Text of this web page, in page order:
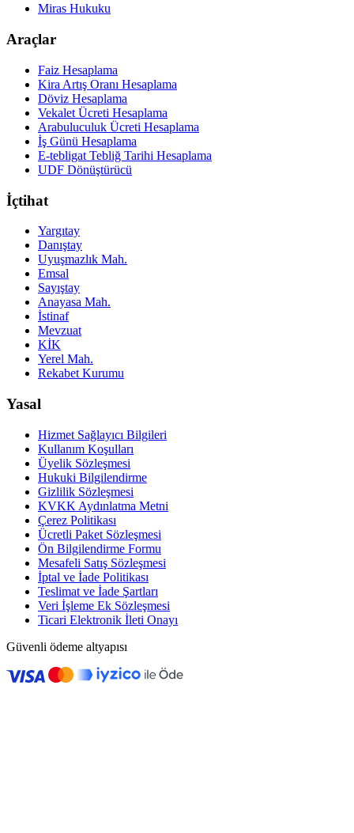
Miras Hukuku
Araçlar
Faiz Hesaplama
Kira Artış Oranı Hesaplama
Döviz Hesaplama
Vekalet Ücreti Hesaplama
Arabuluculuk Ücreti Hesaplama
İş Günü Hesaplama
E-tebligat Tebliğ Tarihi Hesaplama
UDF Dönüştürücü
İçtihat
Yargıtay
Danıştay
Uyuşmazlık Mah.
Emsal
Sayıştay
Anayasa Mah.
İstinaf
Mevzuat
KİK
Yerel Mah.
Rekabet Kurumu
Yasal
Hizmet Sağlayıcı Bilgileri
Kullanım Koşulları
Üyelik Sözleşmesi
Hukuki Bilgilendirme
Gizlilik Sözleşmesi
KVKK Aydınlatma Metni
Çerez Politikası
Ücretli Paket Sözleşmesi
Ön Bilgilendirme Formu
Mesafeli Satış Sözleşmesi
İptal ve İade Politikası
Teslimat ve İade Şartları
Veri İşleme Ek Sözleşmesi
Ticari Elektronik İleti Onayı
Güvenli ödeme altyapısı